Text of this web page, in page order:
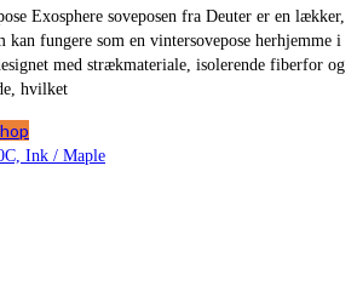
Exosphere soveposen fra Deuter er en lækker,
kan fungere som en vintersovepose herhjemme i
med strækmateriale, isolerende fiberfor og
hvilket